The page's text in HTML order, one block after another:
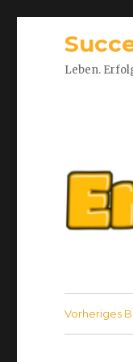
Leben.
Vorheriges